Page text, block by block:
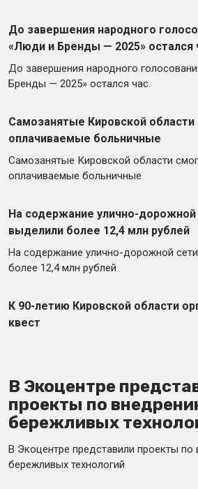
До завершения народного
«Люди и Бренды — 2025» остался
До завершения народного
Бренды — 2025» остался час.
Самозанятые Кировской области
оплачиваемые больничные
Самозанятые Кировской области
оплачиваемые больничные
На содержание улично-дорожной
выделили более 12,4 млн рублей
На содержание улично-дорожной
более 12,4 млн рублей
К 90-летию Кировской области
квест
В Экоцентре
проекты по
бережливых
В Экоцентре представили проекты по
бережливых технологий